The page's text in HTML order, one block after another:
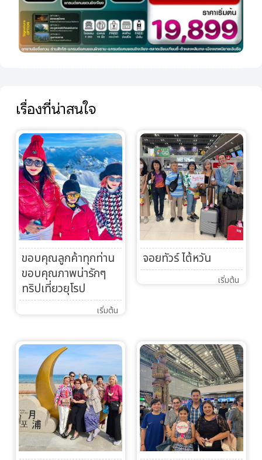
เรื่องที่น่าสนใจ
ขอบคุณลูกค้าทุกท่าน
ขอบคุณภาพน่ารักๆ
ทริปเที่ยวยุโรป
เริ่มต้น
จอยทัวร์ ไต้หวัน
เริ่มต้น